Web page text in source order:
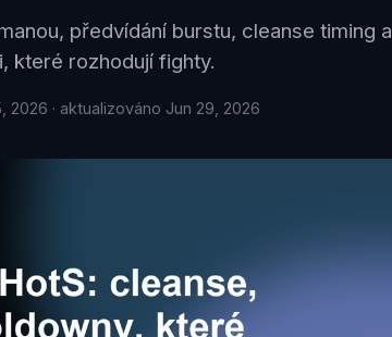
předvídání burstu, cleanse timing a
které rozhodují fighty.
2026 · aktualizováno Jun 29, 2026